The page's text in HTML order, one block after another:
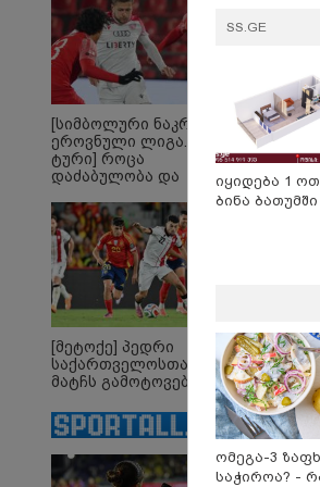
ბაქო-
ქვეყანაა"!
[სიმბოლური ნაკრები.
ეროვნული ლიგა. XXX
ტური] როცა
დაძაბულობა და
არიან...
[მეტოქე] პედრი
საქართველოსთან
მატჩს გამოტოვებს
SS.GE
იყიდება 1
ბინა ბათუმში
ომეგა-3
საჭიროა? -